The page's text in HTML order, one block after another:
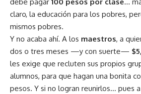
claro, la educación para los pobres,
mismos pobres.
Y no acaba ahí. A los maestros, a
dos o tres meses —y con suerte—
les exige que recluten sus propios
alumnos, para que hagan una bonita
pesos. Y si no logran reunirlos… pues